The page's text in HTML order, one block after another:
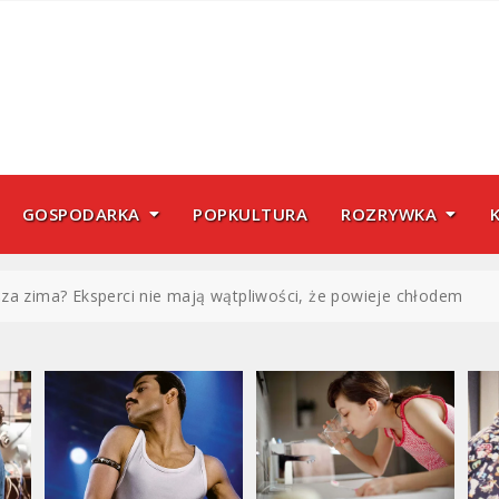
GOSPODARKA POPKULTURA ROZRYWKA
zima? Eksperci nie mają wątpliwości, że powieje chłodem